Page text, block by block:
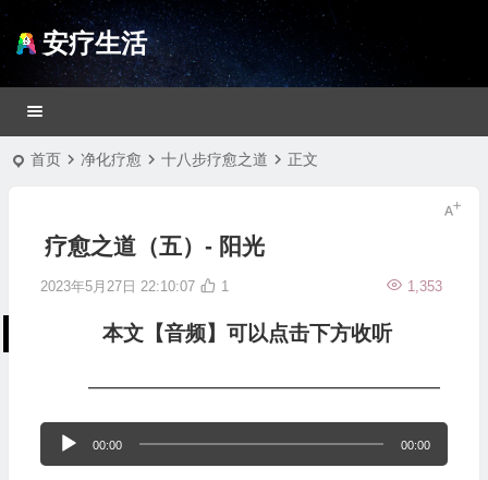
安疗生活
首页 净化疗愈 十八步疗愈之道 正文
疗愈之道（五）- 阳光
2023年5月27日 22:10:07 1,353
1
本文【音频】可以点击下方收听
—————————————————
频
00:00 00:00